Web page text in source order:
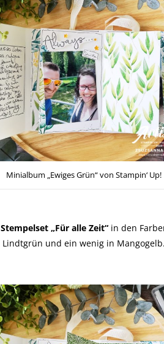
Minialbum „Ewiges Grün“ von Stampin‘ Up!
Stempelset „Für alle Zeit“in den
Lindtgrün und ein wenig in Mangogelb.